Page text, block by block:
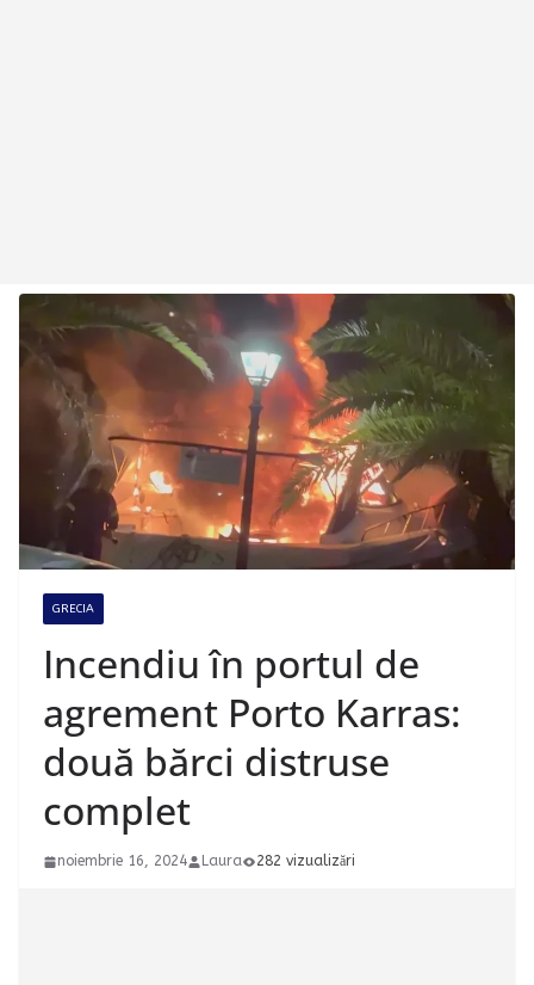
GRECIA
Incendiu în portul de
agrement Porto Karras:
două bărci distruse
complet
noiembrie 16, 2024 Laura 282 vizualizări